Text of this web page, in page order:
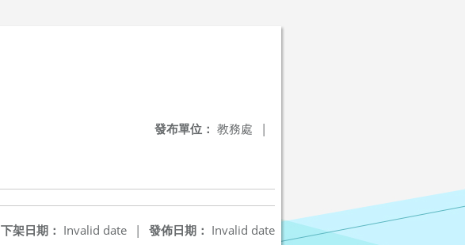
發布單位： 教務處 |
發佈日期： Invalid date
下架日期： Invalid date |